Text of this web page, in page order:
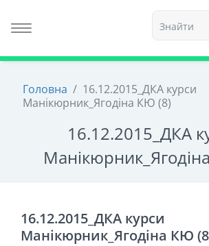
Toggle navigation
Головна / 16.12.2015_ДКА курси
Манікюрник_Ягодіна КЮ (8)
16.12.2015_ДКА
16.12.2015_ДКА курси
Манікюрник_Ягодіна КЮ